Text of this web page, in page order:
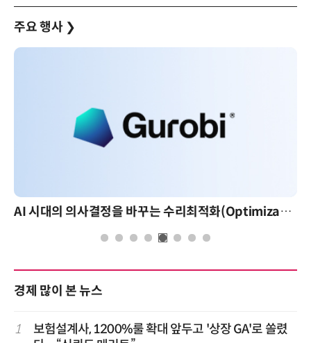
주요 행사 ❯
AI 시대의 의사결정을 바꾸는 수리최적화(Optimization): 실제 산업 적용 사례와 활용 전략
경제 많이 본 뉴스
1
보험설계사, 1200%룰 확대 앞두고 '상장 GA'로 쏠렸